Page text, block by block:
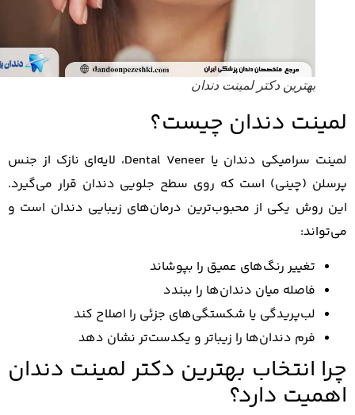
بهترین دکتر لمینت دندان
دندان چیست؟
لمینت سرامیکی دندان یا Dental Veneer، لایه‌ای نازک از جنس
(چینی) است که روی سطح جلویی دندان قرار می‌گیرد.
روش یکی از محبوب‌ترین درمان‌های زیبایی دندان است و
تغییر رنگ‌های عمیق را بپوشاند
فاصله میان دندان‌ها را ببندد
لب‌پریدگی یا شکستگی‌های جزئی را اصلاح کند
فرم دندان‌ها را زیباتر و یکدست‌تر نشان دهد
انتخاب بهترین دکتر لمینت دندان
دارد؟